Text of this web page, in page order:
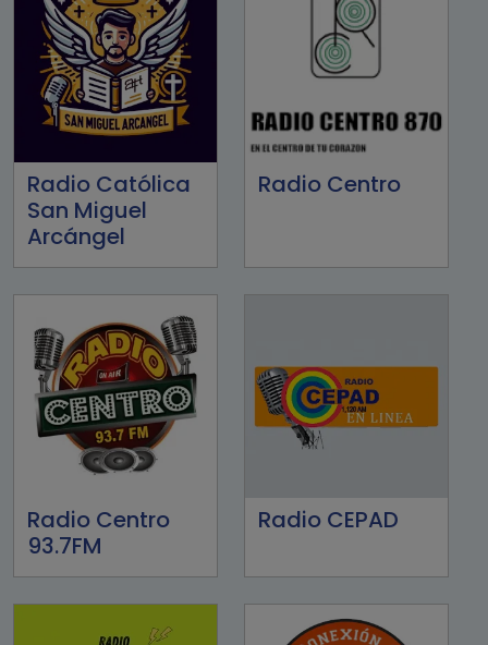
Radio Católica
San Miguel
Arcángel
Radio Centro
Radio Centro
93.7FM
Radio CEPAD